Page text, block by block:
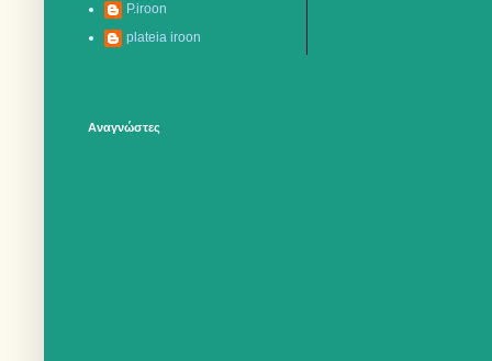
P.iroon
plateia iroon
Αναγνώστες